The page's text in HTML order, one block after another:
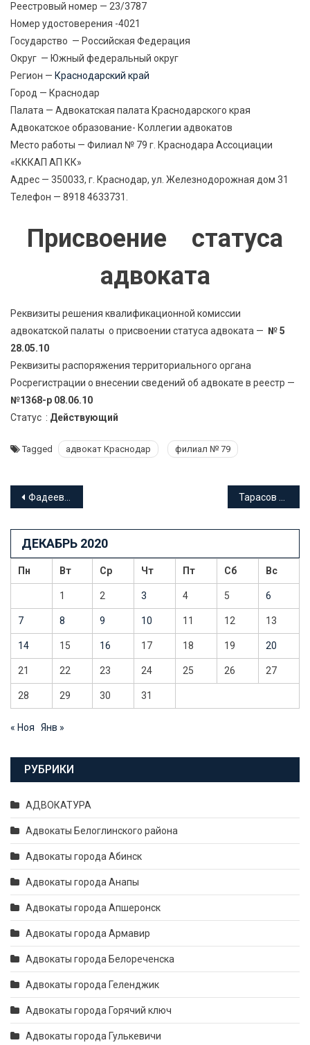
Реестровый номер — 23/3787
Номер удостоверения -4021
Государство — Российская Федерация
Округ — Южный федеральный округ
Регион — Краснодарский край
Город — Краснодар
Палата — Адвокатская палата Краснодарского края
Адвокатское образование- Коллегии адвокатов
Место работы — Филиал № 79 г. Краснодара Ассоциации
«КККАП АП КК»
Адрес — 350033, г. Краснодар, ул. Железнодорожная дом 31
Телефон — 8918 4633731.
Присвоение статуса
адвоката
Реквизиты решения квалификационной комиссии
адвокатской палаты о присвоении статуса адвоката — № 5
28.05.10
Реквизиты распоряжения территориального органа
Росрегистрации о внесении сведений об адвокате в реестр —
№1368-р 08.06.10
Статус : Действующий
Tagged адвокат Краснодар филиал № 79
Навигация
по
записям
Фадеев Борис Гаврилович адвокат Краснодарского края
ДЕКАБРЬ 2020
Пн Вт Ср Чт Пт Сб Вс
1 2 3 4 5 6
7 8 9 10 11 12 13
14 15 16 17 18 19 20
21 22 23 24 25 26 27
28 29 30 31
« Ноя Янв »
РУБРИКИ
АДВОКАТУРА
Адвокаты Белоглинского района
Адвокаты города Абинск
Адвокаты города Анапы
Адвокаты города Апшеронск
Адвокаты города Армавир
Адвокаты города Белореченска
Адвокаты города Геленджик
Адвокаты города Горячий ключ
Адвокаты города Гулькевичи